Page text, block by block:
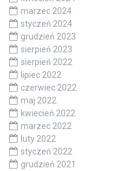
marzec 2024
styczeń 2024
grudzień 2023
sierpień 2023
sierpień 2022
lipiec 2022
czerwiec 2022
maj 2022
kwiecień 2022
marzec 2022
luty 2022
styczeń 2022
grudzień 2021